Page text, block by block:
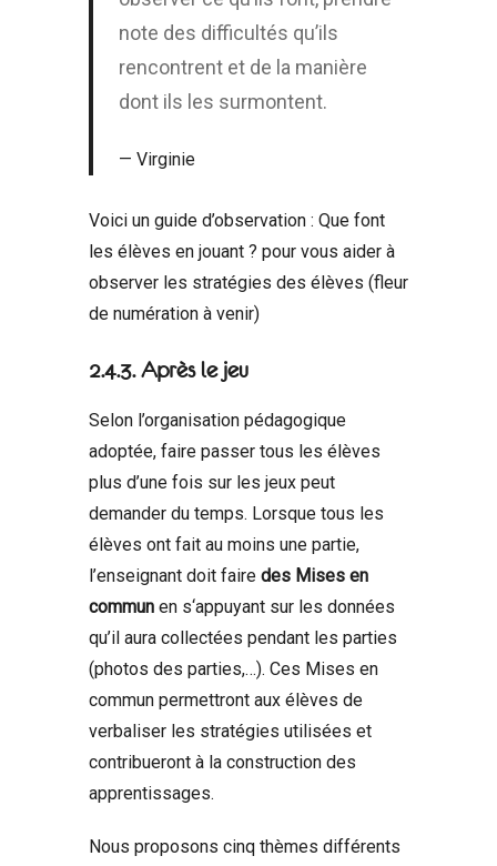
note des difficultés qu’ils
rencontrent et de la manière
dont ils les surmontent.
Virginie
Voici un guide d’observation : Que font
les élèves en jouant ? pour vous aider à
observer les stratégies des élèves (fleur
de numération à venir)
2.4.3. Après le jeu
Selon l’organisation pédagogique
adoptée, faire passer tous les élèves
plus d’une fois sur les jeux peut
demander du temps. Lorsque tous les
élèves ont fait au moins une partie,
l’enseignant doit faire des Mises en
commun en s‘appuyant sur les données
qu’il aura collectées pendant les parties
(photos des parties,…). Ces Mises en
commun permettront aux élèves de
verbaliser les stratégies utilisées et
contribueront à la construction des
apprentissages.
Nous proposons cinq thèmes différents